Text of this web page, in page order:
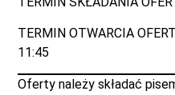
TERMIN OTWARCIA OFERT
11:45
Oferty należy składać